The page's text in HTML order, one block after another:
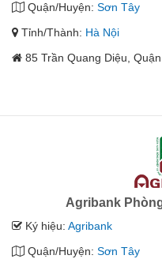
Quận/Huyện: Sơn Tây
Tỉnh/Thành: Hà Nội
85 Trần Quang Diệu,
Agribank
Ký hiệu: Agribank
Quận/Huyện: Sơn Tây